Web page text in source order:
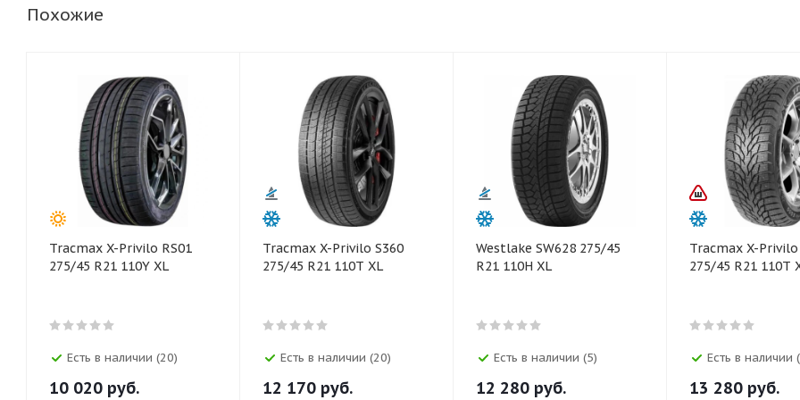
Похожие
Tracmax X-Privilo RS01
275/45 R21 110Y XL
Есть в наличии (20)
10 020 руб.
Tracmax X-Privilo S360
275/45 R21 110T XL
Есть в наличии (20)
12 170 руб.
Westlake SW628 275/45
R21 110H XL
Есть в наличии (5)
12 280 руб.
Tracmax X-Privilo
275/45 R21 110T
Есть в наличии
13 280 руб.